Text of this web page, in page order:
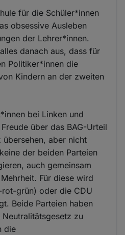
für die Schüler*innen
obsessive Ausleben
der Lehrer*innen.
danach aus, dass für
Politiker*innen die
Kindern an der zweiten
bei Linken und
über das BAG-Urteil
aber nicht
der beiden Parteien
auch gemeinsam
Für diese wird
grün) oder die CDU
Beide Parteien haben
zu
die